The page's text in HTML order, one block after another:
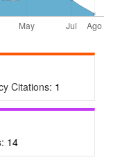
Citations: 1
14